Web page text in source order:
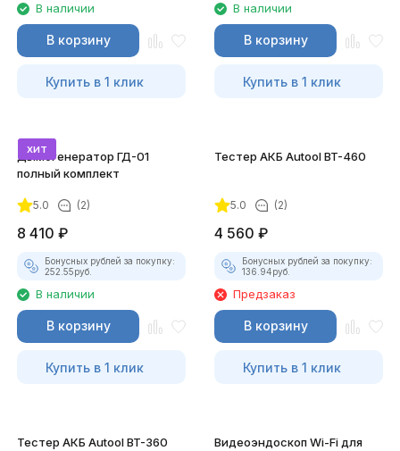
В наличии
В корзину
Купить в 1 клик
В наличии
В корзину
Купить в 1 клик
хит
Дымогенератор ГД-01
полный комплект
5.0 (2)
8 410 ₽
Бонусных рублей за покупку:
252.55руб.
В наличии
В корзину
Купить в 1 клик
Тестер АКБ Autool BT-460
5.0 (2)
4 560 ₽
Бонусных рублей за покупку:
136.94руб.
Предзаказ
В корзину
Купить в 1 клик
Тестер АКБ Autool BT-360
Видеоэндоскоп Wi-Fi для